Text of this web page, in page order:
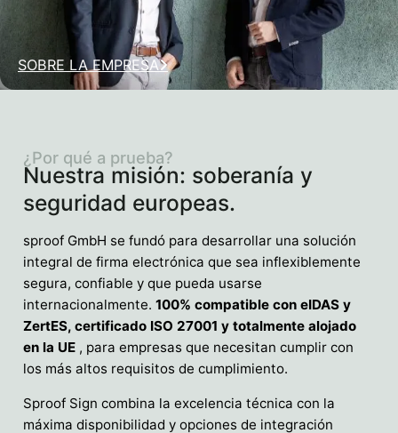
SOBRE LA EMPRESA
Nuestra misión: soberanía y
seguridad europeas.
¿Por qué a prueba?
sproof GmbH se fundó para desarrollar una solución
integral de firma electrónica que sea inflexiblemente
segura, confiable y que pueda usarse
internacionalmente.100% compatible con eIDAS y
ZertES, certificado ISO 27001 y totalmente alojado
en la UE , para empresas que necesitan cumplir con
los más altos requisitos de cumplimiento.
Sproof Sign combina la excelencia técnica con la
máxima disponibilidad y opciones de integración